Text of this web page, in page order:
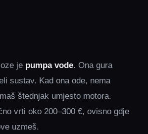
je pumpa vode. Ona gura
sustav. Kad ona ode, nema
štednjak umjesto motora.
vrti oko 200–300 €, ovisno gdje
uzmeš.